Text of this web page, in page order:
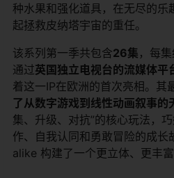
种水果和强化道具，在无尽的乐
起拯救皮纳塔宇宙的重任。
该系列第一季共包含26集 ，每
通过英国独立电视台的流媒体平
着这一IP在欧洲的首次亮相。其
了从数字游戏到线性动画叙事的
集、升级、对抗”的核心玩法，
作、自我认同和勇敢冒险的成长
alike 构建了一个更立体、更丰富